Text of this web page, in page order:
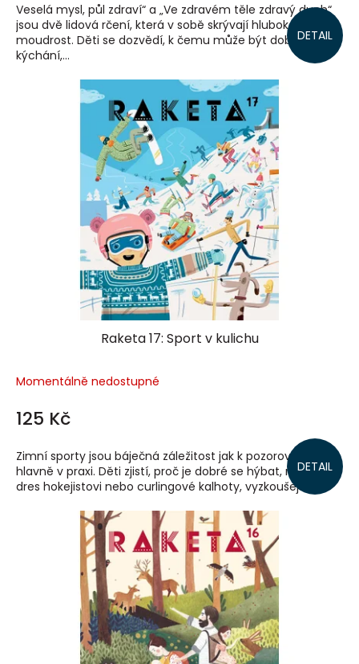
DETAIL
Veselá mysl, půl zdraví“ a „Ve zdravém těle zdravý duch“
jsou dvě lidová rčení, která v sobě skrývají hlubokou
moudrost. Děti se dozvědí, k čemu může být dobré
kýchání,...
Raketa 17: Sport v kulichu
Momentálně nedostupné
125 Kč
DETAIL
Zimní sporty jsou báječná záležitost jak k pozorování, tak
hlavně v praxi. Děti zjistí, proč je dobré se hýbat, navrhnou
dres hokejistovi nebo curlingové kalhoty, vyzkoušejí...